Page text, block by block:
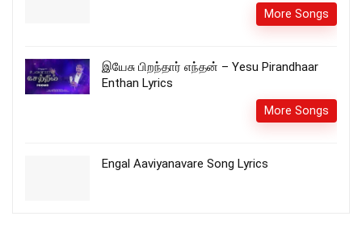
More Songs
இயேசு பிறந்தார் எந்தன் – Yesu Pirandhaar
Enthan Lyrics
More Songs
Engal Aaviyanavare Song Lyrics